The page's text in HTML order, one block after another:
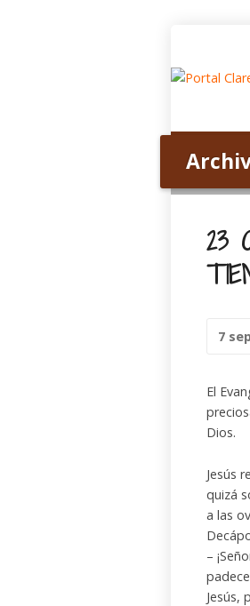
Inicio
23
7
El
Dios.
Jesús
quizá
a las
–
Jesús,